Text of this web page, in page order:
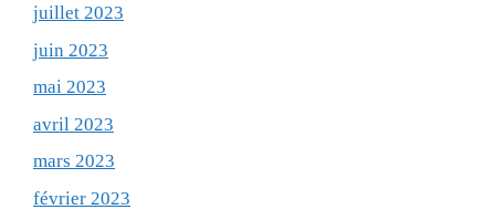
juillet 2023
juin 2023
mai 2023
avril 2023
mars 2023
février 2023